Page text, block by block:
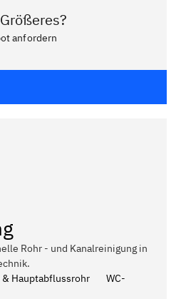
anfordern
Rohr - und Kanalreinigung in
& Hauptabflussrohr
WC-